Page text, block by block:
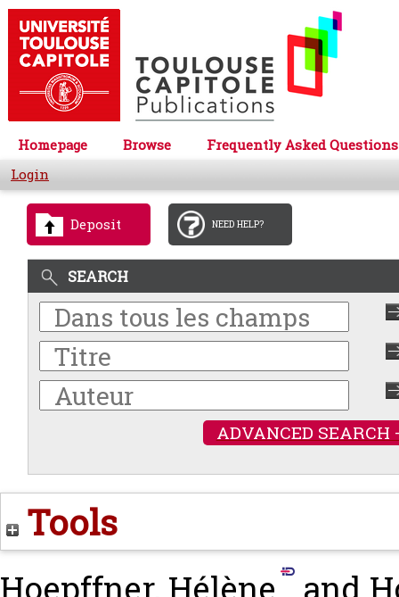
Homepage Browse
Frequently Asked Questions
Login
Deposit NEED HELP?
SEARCH
ADVANCED SEARCH
Tools
Hoepffner, Hélène and